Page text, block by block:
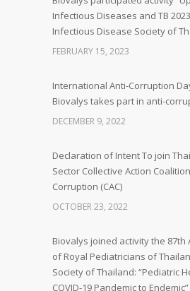
Infectious Diseases and TB
Infectious Disease Society of
FEBRUARY 15, 2023
International Anti-Corruption
Biovalys takes part in anti-
DECEMBER 9, 2022
Declaration of Intent To join
Sector Collective Action
Corruption (CAC)
OCTOBER 23, 2022
Biovalys joined activity the 87th
of Royal Pediatricians of
Society of Thailand: “Pediatric
COVID-19 Pandemic to Endemic”